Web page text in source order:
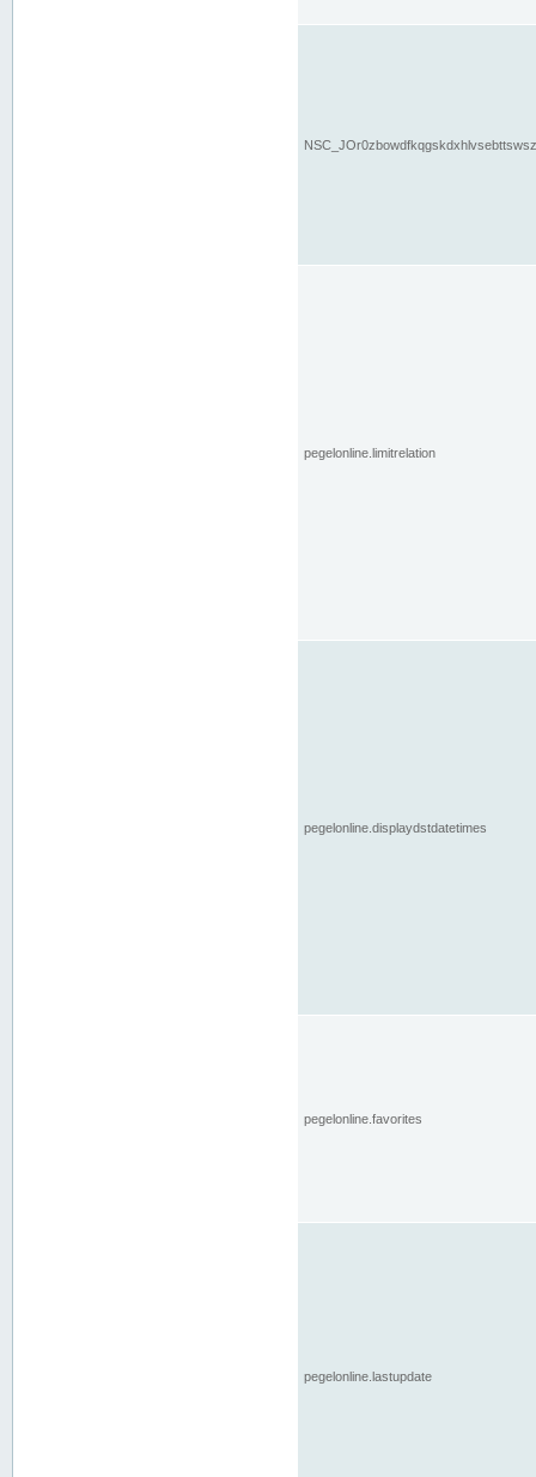
pegelonline.limitrelation
pegelonline.displaydstdatetimes
pegelonline.favorites
pegelonline.lastupdate